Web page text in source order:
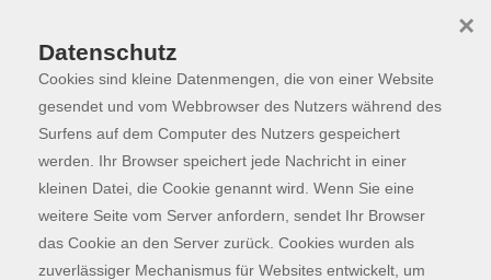
Skip to main content
Programm
Der Kurs konnte nicht gefunden werden.
Datenschutz
Cookies sind kleine Datenmengen, die von einer Website
gesendet und vom Webbrowser des Nutzers während des
Surfens auf dem Computer des Nutzers gespeichert
werden. Ihr Browser speichert jede Nachricht in einer
kleinen Datei, die Cookie genannt wird. Wenn Sie eine
weitere Seite vom Server anfordern, sendet Ihr Browser
das Cookie an den Server zurück. Cookies wurden als
zuverlässiger Mechanismus für Websites entwickelt, um
×